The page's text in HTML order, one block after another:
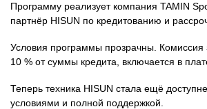
Программу реализует компания TAMIN
партнёр HISUN по кредитованию и
Условия программы прозрачны.
10 % от суммы кредита, включается в
Теперь техника HISUN стала ещё
условиями и полной поддержкой.